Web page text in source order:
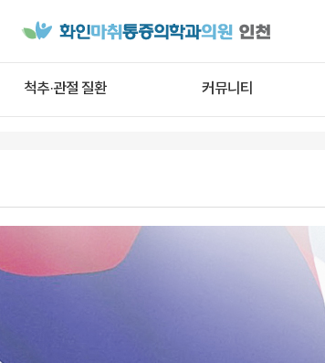
척추·관절 질환 커뮤니티